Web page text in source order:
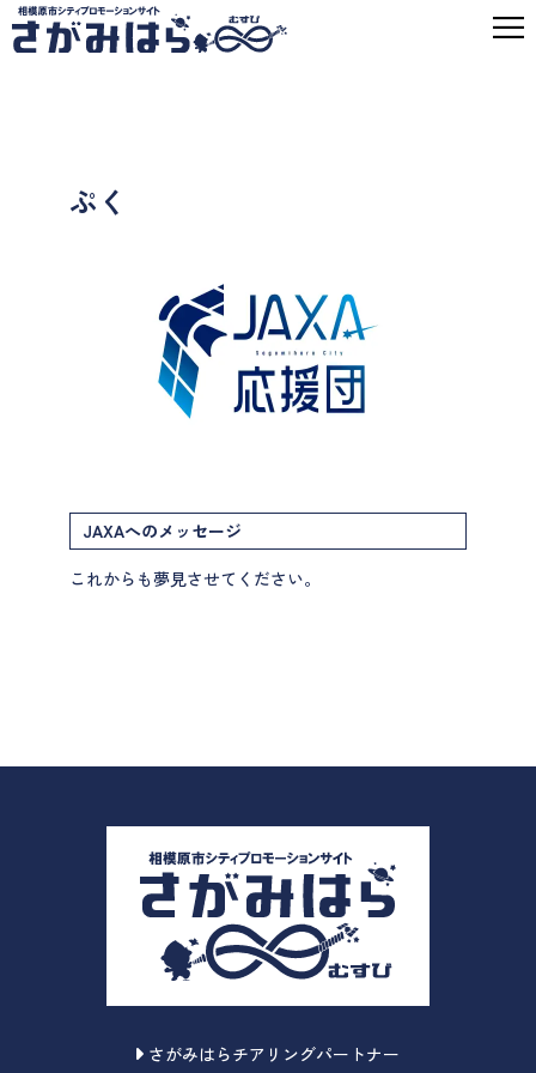
ぷく
JAXAへのメッセージ
これからも夢見させてください。
さがみはらチアリングパートナー